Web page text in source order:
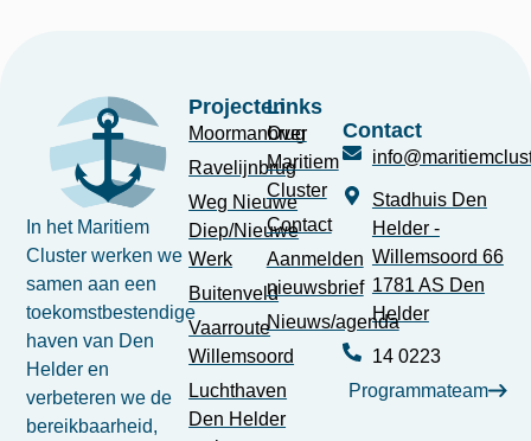
In het Maritiem
Cluster werken we
samen aan een
toekomstbestendige
haven van Den
Helder en
verbeteren we de
bereikbaarheid,
Contact
Stadhuis Den
Helder -
Willemsoord 66
1781 AS Den
Helder
14 0223
Programmateam
Projecten
Moormanbrug
Ravelijnbrug
Weg Nieuwe
Diep/Nieuwe
Werk
Buitenveld
Vaarroute
Willemsoord
Luchthaven
Den Helder
Links
Over
Maritiem
Cluster
Contact
Aanmelden
nieuwsbrief
Nieuws/agenda